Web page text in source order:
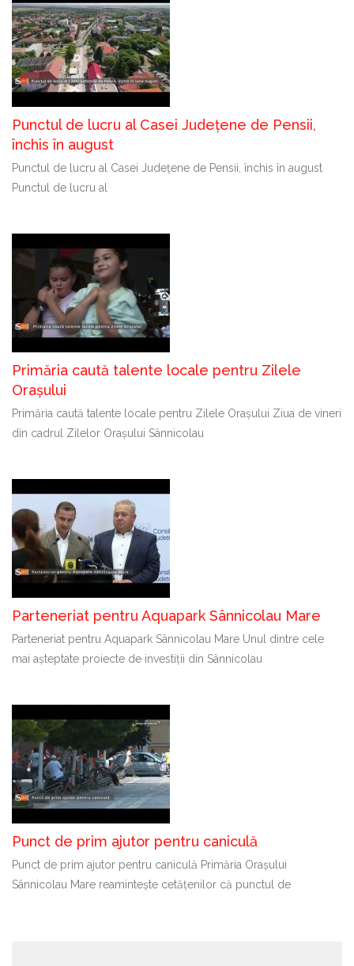
Punctul de lucru al Casei Județene de Pensii,
închis în august
Punctul de lucru al Casei Județene de Pensii, închis în august
Punctul de lucru al
Primăria caută talente locale pentru Zilele
Orașului
Primăria caută talente locale pentru Zilele Orașului Ziua de vineri
din cadrul Zilelor Orașului Sânnicolau
Parteneriat pentru Aquapark Sânnicolau Mare
Parteneriat pentru Aquapark Sânnicolau Mare Unul dintre cele
mai așteptate proiecte de investiții din Sânnicolau
Punct de prim ajutor pentru caniculă
Punct de prim ajutor pentru caniculă Primăria Orașului
Sânnicolau Mare reamintește cetățenilor că punctul de